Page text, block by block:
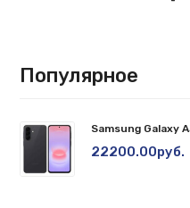
Популярное
Samsung Galaxy
22200.00руб.